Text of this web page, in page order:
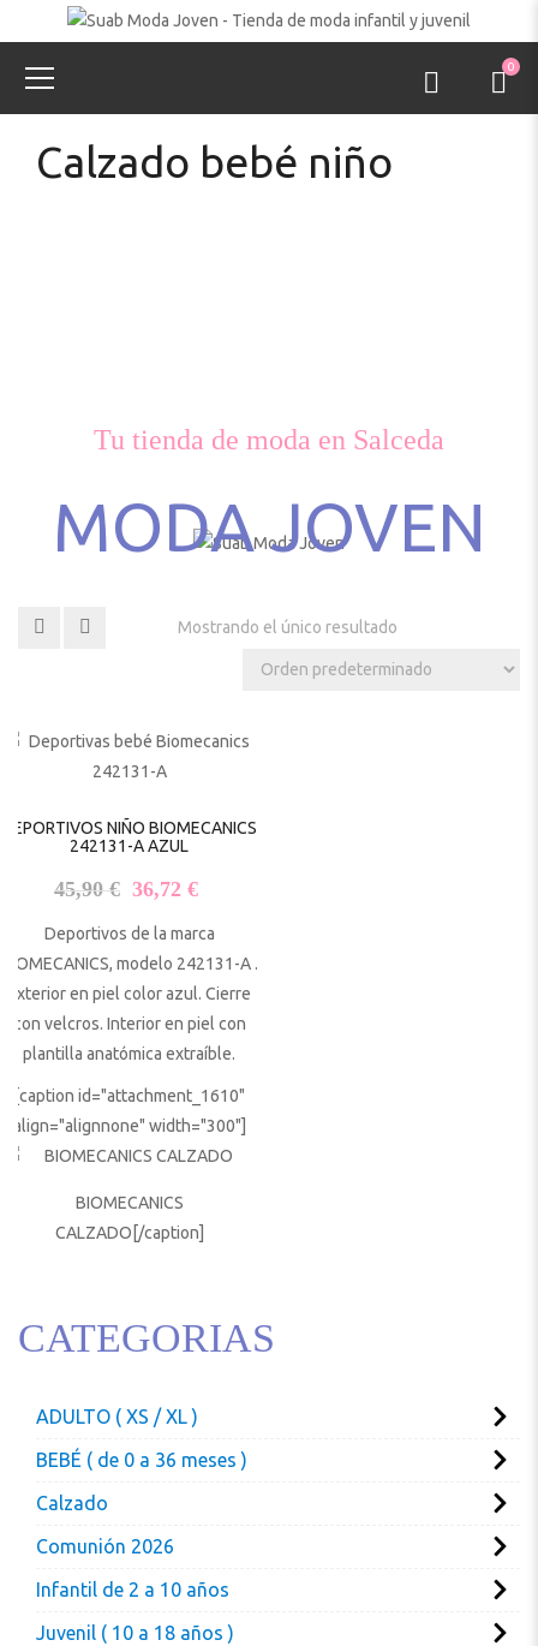
0
Calzado bebé niño
Tu tienda de moda en Salceda
MODA JOVEN
Mostrando el único resultado
DEPORTIVOS NIÑO BIOMECANICS
242131-A AZUL
45,90€ El precio original era: 45,90 €.
36,72€
Deportivos de la marca
BIOMECANICS, modelo 242131-A .
Exterior en piel color azul. Cierre
con velcros. Interior en piel con
plantilla anatómica extraíble.
[caption id="attachment_1610"
align="alignnone" width="300"]
BIOMECANICS
CALZADO[/caption]
CATEGORIAS
ADULTO ( XS / XL )
BEBÉ ( de 0 a 36 meses )
Calzado
Comunión 2026
Infantil de 2 a 10 años
Juvenil ( 10 a 18 años )